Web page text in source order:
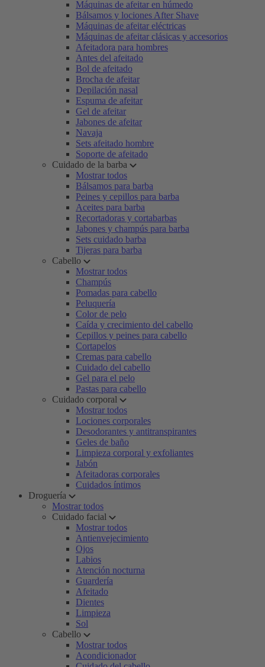
Máquinas de afeitar en húmedo
Bálsamos y lociones After Shave
Máquinas de afeitar eléctricas
Máquinas de afeitar clásicas y accesorios
Afeitadora para hombres
Antes del afeitado
Bol de afeitado
Brocha de afeitar
Depilación nasal
Espuma de afeitar
Gel de afeitar
Jabones de afeitar
Navaja
Sets afeitado hombre
Soporte de afeitado
Cuidado de la barba
Mostrar todos
Bálsamos para barba
Peines y cepillos para barba
Aceites para barba
Recortadoras y cortabarbas
Jabones y champús para barba
Sets cuidado barba
Tijeras para barba
Cabello
Mostrar todos
Champús
Pomadas para cabello
Peluquería
Color de pelo
Caída y crecimiento del cabello
Cepillos y peines para cabello
Cortapelos
Cremas para cabello
Cuidado del cabello
Gel para el pelo
Pastas para cabello
Cuidado corporal
Mostrar todos
Lociones corporales
Desodorantes y antitranspirantes
Geles de baño
Limpieza corporal y exfoliantes
Jabón
Afeitadoras corporales
Cuidados íntimos
Droguería
Mostrar todos
Cuidado facial
Mostrar todos
Antienvejecimiento
Ojos
Labios
Atención nocturna
Guardería
Afeitado
Dientes
Limpieza
Sol
Cabello
Mostrar todos
Acondicionador